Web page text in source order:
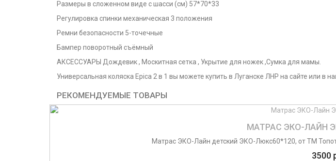
Размеры в сложенном виде с шасси (см) 57*70*33
Регулировка спинки механическая 3 положения
Ремни безопасности 5-точечные
Бампер поворотный съёмный
АКСЕССУАРЫ Дождевик , Москитная сетка , Укрытие для ножек ,Сумка для мамы.
Универсальная коляска Epica 2 в 1 вы можете купить в Луганске ЛНР на сайте или в
РЕКОМЕНДУЕМЫЕ ТОВАРЫ
МАТРАС ЭКО-ЛАЙН
Матрас ЭКО-Лайн детский ЭКО-Люкс60*120, от ТМ
3500